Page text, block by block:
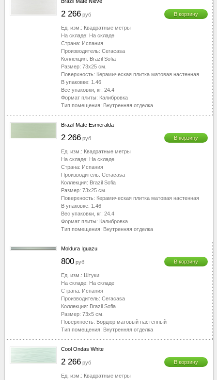
2 266 руб В корзину
Ед. изм.: Квадратные метры
На складе: На складе
Страна: Испания
Производитель: Ceracasa
Коллекция: Brazil Sofia
Размер: 73x25 см.
Поверхность: Керамическая плитка матовая настенная
В упаковке: 1.46
Вес упаковки, кг: 24.4
Формат плиты: Калибровка
Тип помещения: Внутренняя отделка
Brazil Mate Esmeralda
2 266 руб В корзину
Ед. изм.: Квадратные метры
На складе: На складе
Страна: Испания
Производитель: Ceracasa
Коллекция: Brazil Sofia
Размер: 73x25 см.
Поверхность: Керамическая плитка матовая настенная
В упаковке: 1.46
Вес упаковки, кг: 24.4
Формат плиты: Калибровка
Тип помещения: Внутренняя отделка
Moldura Iguazu
800 руб В корзину
Ед. изм.: Штуки
На складе: На складе
Страна: Испания
Производитель: Ceracasa
Коллекция: Brazil Sofia
Размер: 73x5 см.
Поверхность: Бордюр матовый настенный
Тип помещения: Внутренняя отделка
Cool Ondas White
2 266 руб В корзину
Ед. изм.: Квадратные метры